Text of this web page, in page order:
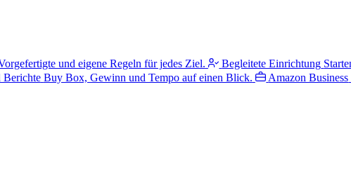
und eigene Regeln für jedes Ziel. Begleitete Einrichtung
Berichte Buy Box, Gewinn und Tempo auf einen Blick. Amazon Business